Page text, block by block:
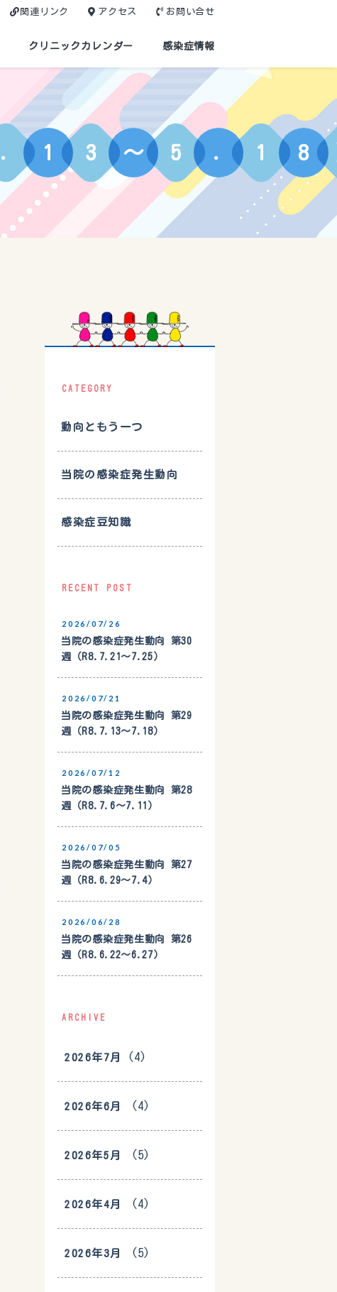
関連リンク アクセス お問い合せ
クリニックカレンダー 感染症情報
. 1 3 ～ 5 . 1 8
CATEGORY
動向ともう一つ
当院の感染症発生動向
感染症豆知識
RECENT POST
2026/07/26
当院の感染症発生動向 第30
週（R8.7.21〜7.25）
2026/07/21
当院の感染症発生動向 第29
週（R8.7.13〜7.18）
2026/07/12
当院の感染症発生動向 第28
週（R8.7.6〜7.11）
2026/07/05
当院の感染症発生動向 第27
週（R8.6.29〜7.4）
2026/06/28
当院の感染症発生動向 第26
週（R8.6.22〜6.27）
ARCHIVE
2026年7月 (4)
2026年6月 (4)
2026年5月 (5)
2026年4月 (4)
2026年3月 (5)